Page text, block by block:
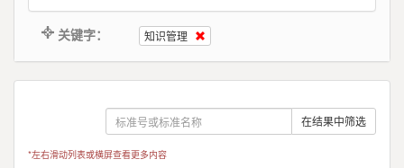
关键字： 知识管理
在结果中筛选
*左右滑动列表或横屏查看更多内容